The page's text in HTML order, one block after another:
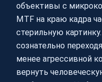
объективы с
MTF на краю кадра
стерильную
сознательно
менее агрессивной
вернуть